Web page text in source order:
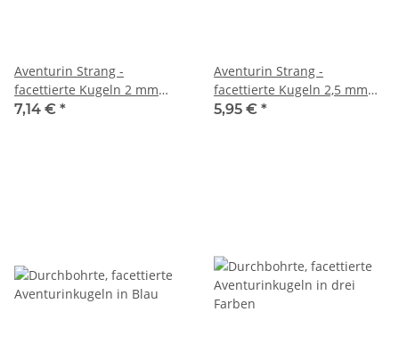
Aventurin Strang -
facettierte Kugeln 2 mm
salbeigrün, Länge 38,5 cm
7,14 € *
Aventurin Strang -
facettierte Kugeln 2,5 mm
grün, Länge 38 cm /7671
5,95 € *